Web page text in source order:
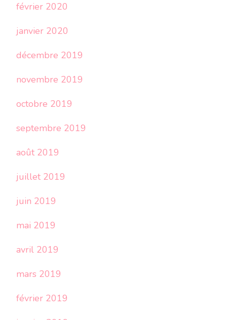
février 2020
janvier 2020
décembre 2019
novembre 2019
octobre 2019
septembre 2019
août 2019
juillet 2019
juin 2019
mai 2019
avril 2019
mars 2019
février 2019